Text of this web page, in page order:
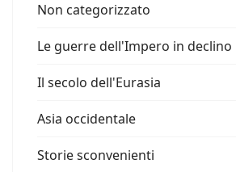
Non categorizzato
Le guerre dell'Impero in declino
Il secolo dell'Eurasia
Asia occidentale
Storie sconvenienti